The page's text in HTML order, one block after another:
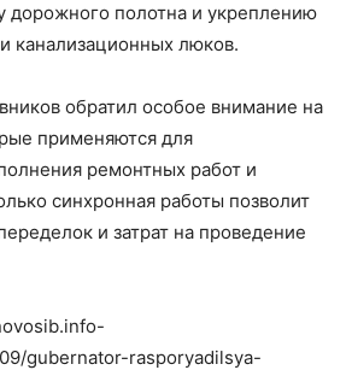
дорожного полотна и укреплению
канализационных люков.
обратил особое внимание на
применяются для
ремонтных работ и
синхронная работы позволит
и затрат на проведение
gubernator-rasporyadilsya-